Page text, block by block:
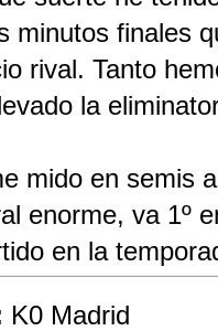
minutos finales
rival. Tanto
la
mido en semis
enorme, va 1º
en la
K0 Madrid